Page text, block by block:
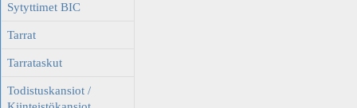
Sytyttimet BIC
Tarrat
Tarrataskut
Todistuskansiot /